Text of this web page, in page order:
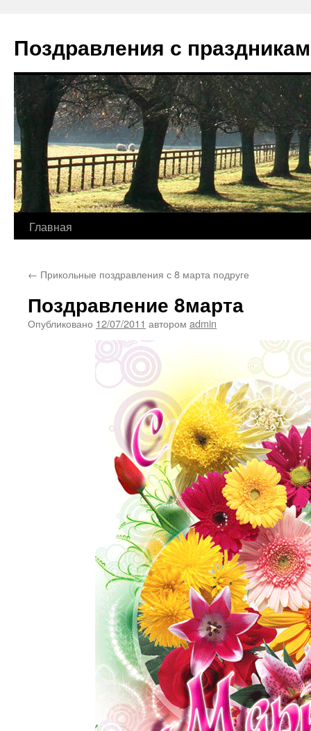
содержимому
Поздравления с
Главная
← Прикольные поздравления с 8 марта подруге
Поздравление 8марта
Опубликовано 12/07/2011 автором admin